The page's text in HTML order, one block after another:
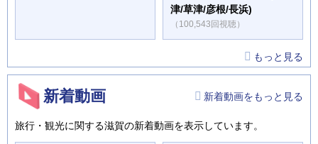
津/草津/彦根/長浜)
（100,543回視聴）
もっと見る
新着動画 新着動画をもっと見る
旅行・観光に関する滋賀の新着動画を表示しています。